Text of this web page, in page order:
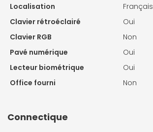
Localisation
Français
Clavier rétroéclairé
Oui
Clavier RGB
Non
Pavé numérique
Oui
Lecteur biométrique
Oui
Office fourni
Non
Connectique